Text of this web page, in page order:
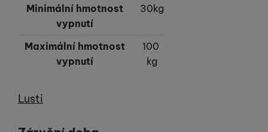
Minimální hmotnost
vypnutí
30kg
Maximální hmotnost
vypnutí
100
kg
Výrobce
Lusti